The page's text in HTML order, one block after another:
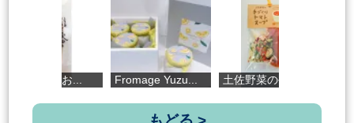
Fromage Yuzu... 土佐野菜の手... かんざしチョコ